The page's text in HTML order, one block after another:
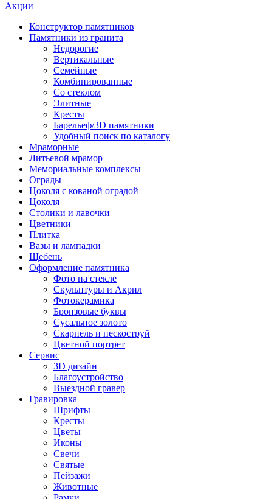
Акции
Конструктор памятников
Памятники из гранита
Недорогие
Вертикальные
Семейные
Комбинированные
Со стеклом
Элитные
Кресты
Барельеф/3D памятники
Удобный поиск по каталогу
Мраморные
Литьевой мрамор
Мемориальные комплексы
Ограды
Цоколя с кованой оградой
Цоколя
Столики и лавочки
Цветники
Плитка
Вазы и лампадки
Щебень
Оформление памятника
Фото на стекле
Скульптуры и Акрил
Фотокерамика
Бронзовые буквы
Сусальное золото
Скарпель и пескоструй
Цветной портрет
Сервис
3D дизайн
Благоустройство
Выездной гравер
Гравировка
Шрифты
Кресты
Цветы
Иконы
Свечи
Святые
Пейзажи
Животные